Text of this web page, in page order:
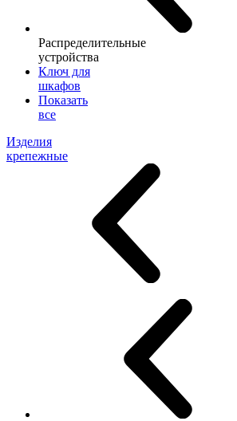
Распределительные
устройства
Ключ для
шкафов
Показать
все
Изделия
крепежные